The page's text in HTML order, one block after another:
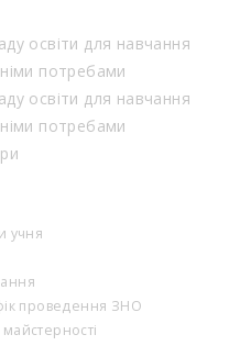
освіти для навчання
потребами
освіти для навчання
потребами
учня
проведення ЗНО